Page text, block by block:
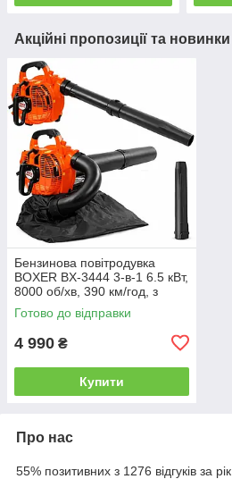
Акційні пропозиції та новинки
Бензинова повітродувка
BOXER BX-3444 3-в-1 6.5 кВт,
8000 об/хв, 390 км/год, з
функцією всмоктування,
подрібнення та мішком 50 л
Готово до відправки
4 990 ₴
Купити
Про нас
55% позитивних з 1276 відгуків за рік